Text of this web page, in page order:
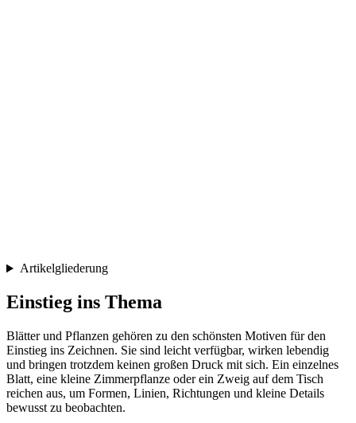
Artikelgliederung
Einstieg ins Thema
Blätter und Pflanzen gehören zu den schönsten Motiven für den
Einstieg ins Zeichnen. Sie sind leicht verfügbar, wirken lebendig
und bringen trotzdem keinen großen Druck mit sich. Ein einzelnes
Blatt, eine kleine Zimmerpflanze oder ein Zweig auf dem Tisch
reichen aus, um Formen, Linien, Richtungen und kleine Details
bewusst zu beobachten.